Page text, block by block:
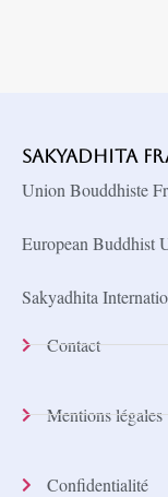
Sakyadhita
Union Bouddhiste
European Buddhist
Sakyadhita
Contact
Mentions légales
Confidentialité